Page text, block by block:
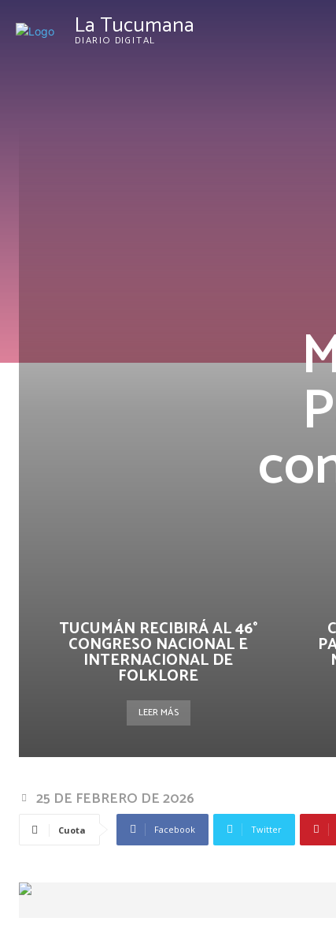
La Tucumana
DIARIO DIGITAL
TUCUMÁN RECIBIRÁ AL 46°
CONGRESO NACIONAL E
INTERNACIONAL DE
FOLKLORE
LEER MÁS
25 DE FEBRERO DE 2026
Cuota Facebook Twitter